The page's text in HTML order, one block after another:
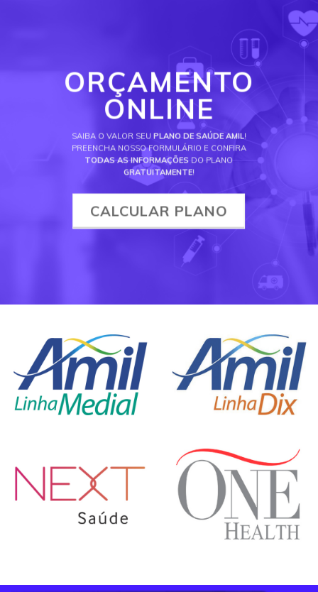
ORÇAMENTO
ONLINE
SAIBA O VALOR SEU PLANO DE SAÚDE AMIL!
PREENCHA NOSSO FORMULÁRIO E CONFIRA
TODAS AS INFORMAÇÕES DO PLANO
GRATUITAMENTE!
CALCULAR PLANO